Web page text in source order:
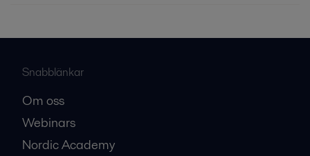
Snabblänkar
Om oss
Webinars
Nordic Academy